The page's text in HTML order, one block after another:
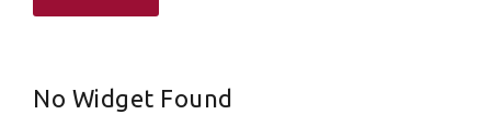
No Widget Found